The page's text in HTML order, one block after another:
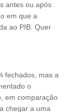
antes ou após
em que a
ao PIB. Quer
fechados, mas a
o
em comparação
chegar a uma